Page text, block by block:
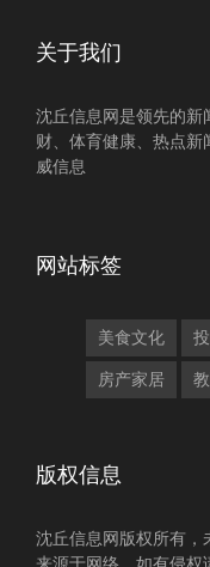
关于我们
沈丘信息网是领先的新
财、体育健康、热点新
威信息
网站标签
美食文化
房产家居
版权信息
沈丘信息网版权所有，